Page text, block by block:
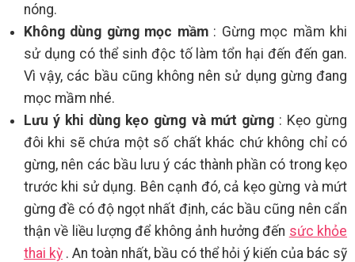
nóng.
Không dùng gừng mọc mầm: Gừng mọc mầm khi
sử dụng có thể sinh độc tố làm tổn hại đến đến gan.
Vì vậy, các bầu cũng không nên sử dụng gừng đang
mọc mầm nhé.
Lưu ý khi dùng kẹo gừng và mứt gừng: Kẹo gừng
đôi khi sẽ chứa một số chất khác chứ không chỉ có
gừng, nên các bầu lưu ý các thành phần có trong kẹo
trước khi sử dụng. Bên cạnh đó, cả kẹo gừng và mứt
gừng đề có độ ngọt nhất định, các bầu cũng nên cẩn
thận về liều lượng để không ảnh hưởng đến sức khỏe
thai kỳ . An toàn nhất, bầu có thể hỏi ý kiến của bác sỹ